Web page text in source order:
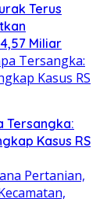
Terus
Miliar
Tersangka:
Kasus RS